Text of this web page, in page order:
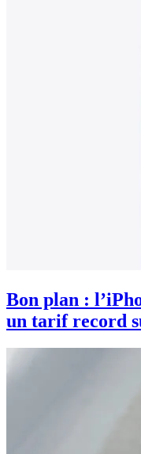
Bon plan :
un tarif record